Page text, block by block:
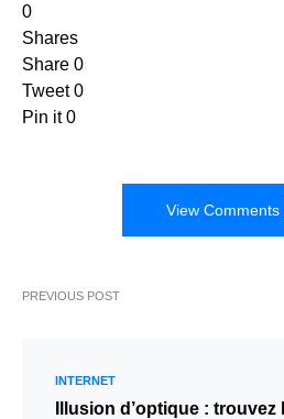
0
Shares
Share 0
Tweet 0
Pin it 0
View Comments
PREVIOUS POST
INTERNET
Illusion d’optique :